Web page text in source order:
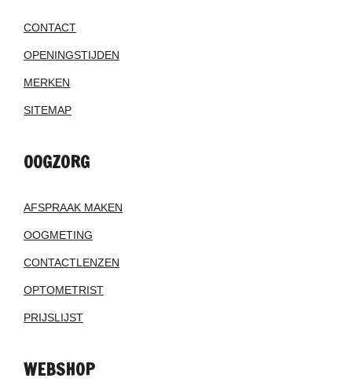
CONTACT
OPENINGSTIJDEN
MERKEN
SITEMAP
OOGZORG
AFSPRAAK MAKEN
OOGMETING
CONTACTLENZEN
OPTOMETRIST
PRIJSLIJST
WEBSHOP